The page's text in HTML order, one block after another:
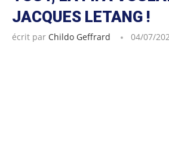
JACQUES LETANG !
écrit par Childo Geffrard 04/07/